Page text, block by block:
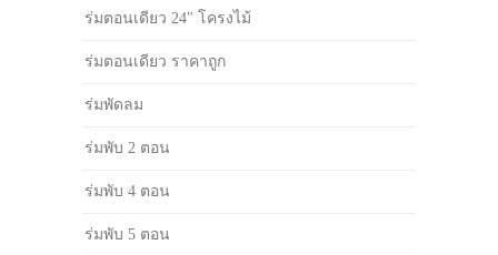
ร่มตอนเดียว 24" โครงไม้
ร่มตอนเดียว ราคาถูก
ร่มพัดลม
ร่มพับ 2 ตอน
ร่มพับ 4 ตอน
ร่มพับ 5 ตอน